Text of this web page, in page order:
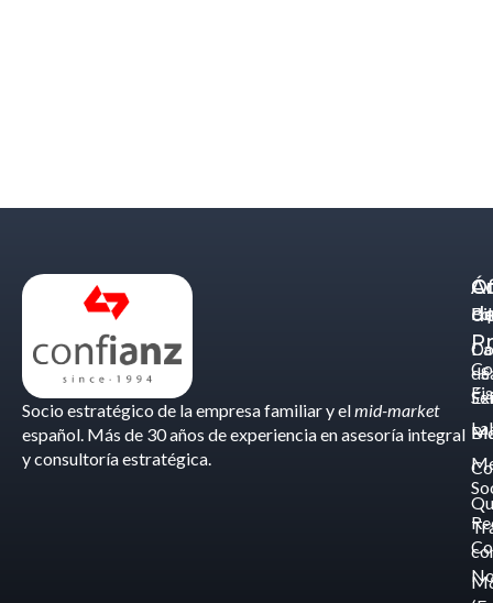
Socio estratégico de la empresa familiar y elmid-market
español. Más de 30 años de experiencia en asesoría integral
y consultoría estratégica.
de
-